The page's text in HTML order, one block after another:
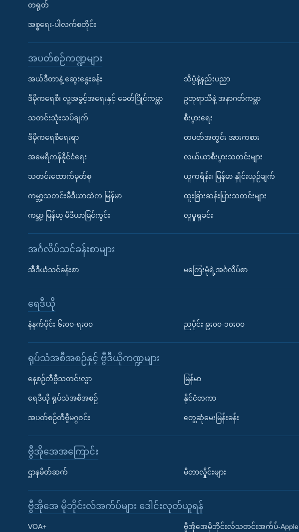
Learning English
တရုတ်
အစ္စရေး-ပါလက်စတိုင်း
အပတ်စဉ်ကဏ္ဍများ
အယ်ဒီတာနဲ့ ဆွေးနွေးခန်း
ဒီမိုကရေစီ၊ လူ့အခွင့်အရေးနှင့် ခေတ်ပြိုင်ကမ္ဘာ
သတင်းသုံးသပ်ချက်
ဒီမိုကရေစီရေးရာ
အမေရိကန်နိုင်ငံရေး
သတင်းထောက်မှတ်စု
ကမ္ဘာ့သတင်းမီဒီယာထဲက မြန်မာ
ကမ္ဘာ့ မြန်မာ့ မီဒီယာမြင်ကွင်း
သိပ္ပံနဲ့နည်းပညာ
ဥတုရာသီနဲ့ အနာဂတ်ကမ္ဘာ
စီးပွားရေး
တပတ်အတွင်း အားကစား
လယ်ယာစီးပွားသတင်းများ
ယူကရိန်း၊ မြန်မာ နှိုင်းယှဉ်ချက်
ထူးခြားဆန်းပြားသတင်းများ
လူမှုရှုခင်း
အင်္ဂလိပ်သင်ခန်းစာများ
အီဒီယံသင်ခန်းစာ မကြေးမုံရဲ့အင်္ဂလိပ်စာ
ရေဒီယို
နံနက်ပိုင်း ၆း၀၀-ရး၀၀ ညပိုင်း ၉း၀၀-၁၀း၀၀
ရုပ်သံအစီအစဉ်နှင့် ဗွီဒီယိုကဏ္ဍများ
နေ့စဉ်တီဗွီသတင်းလွှာ
ရေဒီယို ရုပ်သံအစီအစဉ်
အပတ်စဉ်တီဗွီမဂ္ဂဇင်း
မြန်မာ
နိုင်ငံတကာ
တွေ့ဆုံမေးမြန်းခန်း
ဗွီအိုအေအကြောင်း
ဌာနမိတ်ဆက် မီတာလှိုင်းများ
ဗွီအိုအေ မိုဘိုင်းလ်အက်ပ်များ ဒေါင်းလုတ်ယူရန်
VOA+ ဗွီအိုအေမိုဘိုင်းလ်သတင်းအက်ပ်-Apple